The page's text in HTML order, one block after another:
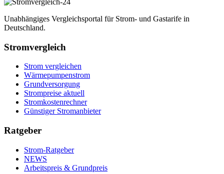
Unabhängiges Vergleichsportal für Strom- und Gastarife in
Deutschland.
Stromvergleich
Strom vergleichen
Wärmepumpenstrom
Grundversorgung
Strompreise aktuell
Stromkostenrechner
Günstiger Stromanbieter
Ratgeber
Strom-Ratgeber
NEWS
Arbeitspreis & Grundpreis